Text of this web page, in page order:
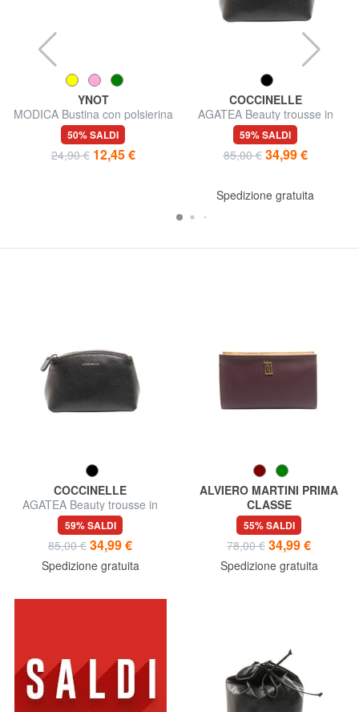
YNOT
MODICA Bustina con polsierina
50% SALDI
24,90 € 12,45 €
COCCINELLE
AGATEA Beauty trousse in
pelle
59% SALDI
85,00 € 34,99 €
Spedizione gratuita
COCCINELLE
AGATEA Beauty trousse in
pelle
59% SALDI
85,00 € 34,99 €
Spedizione gratuita
ALVIERO MARTINI PRIMA
CLASSE
GEO Beauty dritto grande
55% SALDI
78,00 € 34,99 €
Spedizione gratuita